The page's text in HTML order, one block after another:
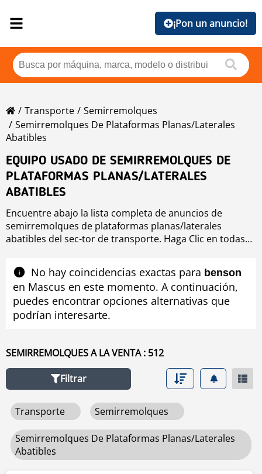
¡Pon un anuncio!
Transporte
Semirremolques
Semirremolques De Plataformas Planas/laterales
Abatibles
EQUIPO USADO DE SEMIRREMOLQUES DE
PLATAFORMAS PLANAS/LATERALES
ABATIBLES
Encuentre abajo la lista completa de anuncios de
semirremolques de plataformas planas/laterales
abatibles del sec-tor de transporte. Haga Clic en todas
plataformas planas/laterales abatibles si quiere
comprobar el equipo usado disponible de
semirremolques de plataformas planas/laterales
abatibles ordenado por marca o si desea mejorar los
resultados de búsqueda de equipo usado de
situada en el lado izquierdo.
No hay coincidencias exactas para benson
en Mascus en este momento. A continuación,
puedes encontrar opciones alternativas que
podrían interesarte.
SEMIRREMOLQUES A LA VENTA : 512
Filtrar
Transporte Semirremolques
Semirremolques De Plataformas Planas/laterales
Abatibles